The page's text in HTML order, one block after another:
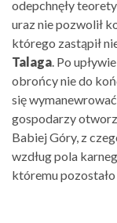
odepchnęły
uraz nie pozwolił
którego zastąpił
Talaga. Po
obrońcy nie do
się wymanewrować
gospodarzy
Babiej Góry, z
wzdług pola
któremu